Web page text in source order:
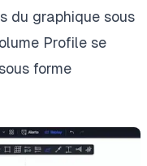
du graphique sous
Profile se
forme